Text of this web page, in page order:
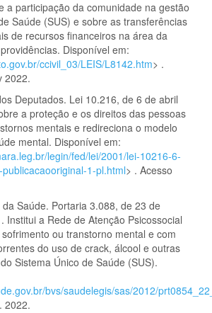
a participação da comunidade na gestão
Saúde (SUS) e sobre as transferências
de recursos financeiros na área da
Disponível em:
ccivil_03/LEIS/L8142.htm> .
2022.
Deputados. Lei 10.216, de 6 de abril
a proteção e os direitos das pessoas
mentais e redireciona o modelo
mental. Disponível em:
legin/fed/lei/2001/lei-10216-6-
1-pl.html> . Acesso
Saúde. Portaria 3.088, de 23 de
Institui a Rede de Atenção Psicossocial
ou transtorno mental e com
do uso de crack, álcool e outras
Sistema Único de Saúde (SUS).
bvs/saudelegis/sas/2012/
2022.